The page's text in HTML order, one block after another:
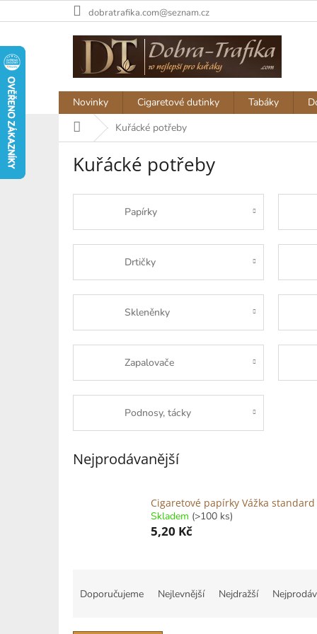
na
dobratrafika.com@seznam.cz
Novinky Cigaretové dutinky Tabáky
Domů Kuřácké potřeby
Kuřácké potřeby
Papírky
Drtičky
Skleněnky
Zapalovače
Podnosy, tácky
Nejprodávanější
Cigaretové papírky Vážka standard
Skladem (>100 ks)
5,20 Kč
Doporučujeme Nejlevnější Nejdražší